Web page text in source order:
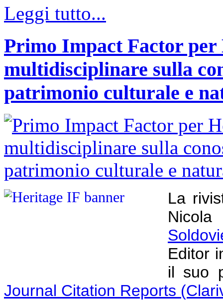
Leggi tutto...
Primo Impact Factor
multidisciplinare sulla
patrimonio culturale e
La
Editor
il suo
Journal Citation Reports